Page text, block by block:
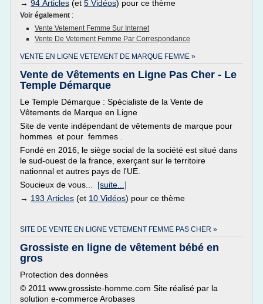
→ 94 Articles (et 5 Vidéos) pour ce thème
Voir également :
Vente Vetement Femme Sur Internet
Vente De Vetement Femme Par Correspondance
VENTE EN LIGNE VETEMENT DE MARQUE FEMME »
Vente de Vêtements en Ligne Pas Cher - Le
Temple Démarque
Le Temple Démarque : Spécialiste de la Vente de
Vêtements de Marque en Ligne
Site de vente indépendant de vêtements de marque pour
hommes et pour femmes .
Fondé en 2016, le siège social de la société est situé dans
le sud-ouest de la france, exerçant sur le territoire
nationnal et autres pays de l'UE.
Soucieux de vous... [suite...]
→ 193 Articles (et 10 Vidéos) pour ce thème
SITE DE VENTE EN LIGNE VETEMENT FEMME PAS CHER »
Grossiste en ligne de vêtement bébé en
gros
Protection des données
© 2011 www.grossiste-homme.com Site réalisé par la
solution e-commerce Arobases